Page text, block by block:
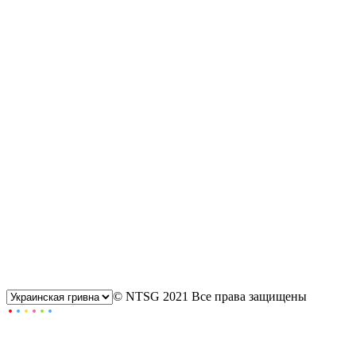
© NTSG 2021 Все права защищены